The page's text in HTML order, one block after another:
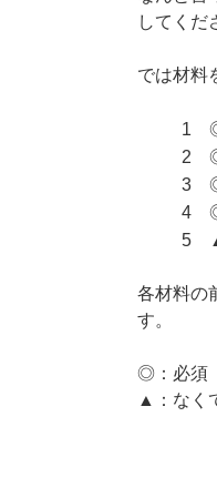
してくだ
では材料
各材料の
す。
◎：必須
▲：なく